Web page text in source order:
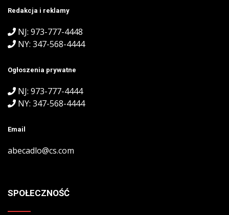
Redakcja i reklamy
NJ: 973-777-4448
NY: 347-568-4444
Ogłoszenia prywatne
NJ: 973-777-4444
NY: 347-568-4444
Email
abecadlo@cs.com
SPOŁECZNOŚĆ